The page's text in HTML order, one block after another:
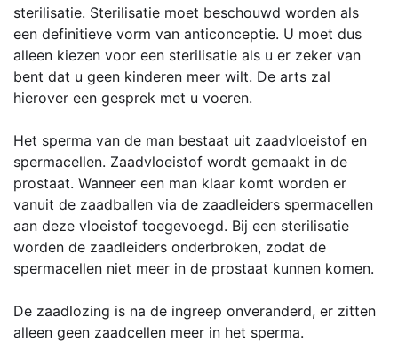
sterilisatie. Sterilisatie moet beschouwd worden als
een definitieve vorm van anticonceptie. U moet dus
alleen kiezen voor een sterilisatie als u er zeker van
bent dat u geen kinderen meer wilt. De arts zal
hierover een gesprek met u voeren.
Het sperma van de man bestaat uit zaadvloeistof en
spermacellen. Zaadvloeistof wordt gemaakt in de
prostaat. Wanneer een man klaar komt worden er
vanuit de zaadballen via de zaadleiders spermacellen
aan deze vloeistof toegevoegd. Bij een sterilisatie
worden de zaadleiders onderbroken, zodat de
spermacellen niet meer in de prostaat kunnen komen.
De zaadlozing is na de ingreep onveranderd, er zitten
alleen geen zaadcellen meer in het sperma.